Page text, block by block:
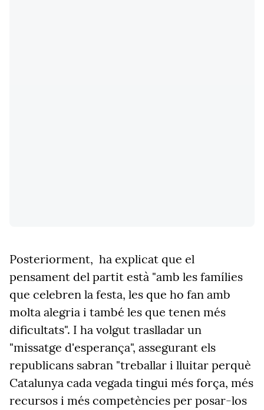
Posteriorment, ha explicat que el
pensament del partit està "amb les famílies
que celebren la festa, les que ho fan amb
molta alegria i també les que tenen més
dificultats". I ha volgut traslladar un
"missatge d'esperança", assegurant els
republicans sabran "treballar i lluitar perquè
Catalunya cada vegada tingui més força, més
recursos i més competències per posar-los